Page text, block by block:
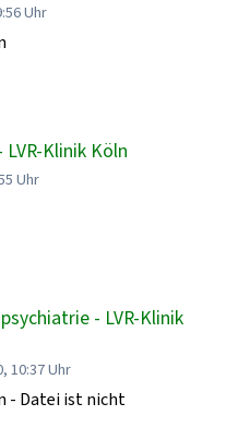
Uhr
Klinik Köln
Uhr
- LVR-Klinik
10:37 Uhr
- Datei ist nicht